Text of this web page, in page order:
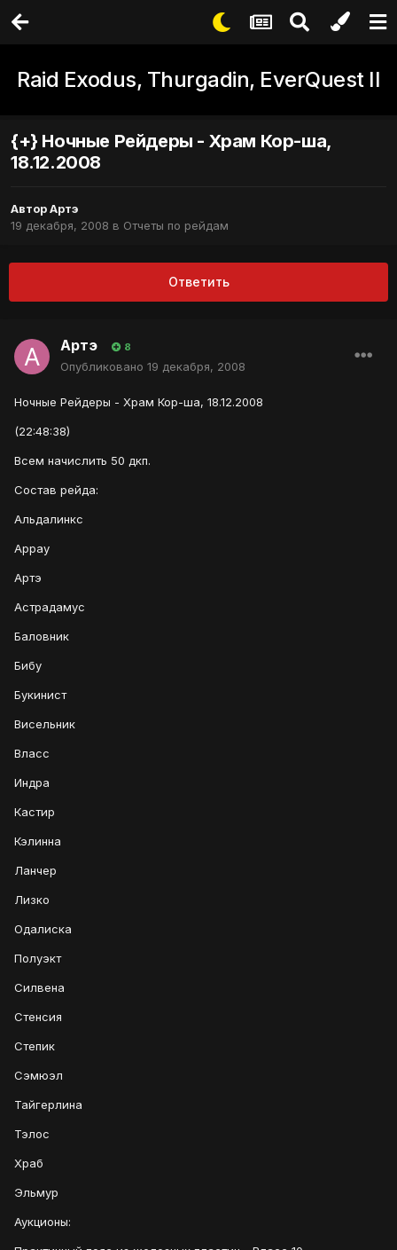
Raid Exodus, Thurgadin, EverQuest II
{+} Ночные Рейдеры - Храм Кор-ша,
18.12.2008
АвторАртэ
19 декабря, 2008 в Отчеты по рейдам
Ответить
Артэ 8
Опубликовано 19 декабря, 2008
Ночные Рейдеры - Храм Кор-ша, 18.12.2008
(22:48:38)
Всем начислить 50 дкп.
Состав рейда:
Альдалинкс
Аррау
Артэ
Астрадамус
Баловник
Бибу
Букинист
Висельник
Власс
Индра
Кастир
Кэлинна
Ланчер
Лизко
Одалиска
Полуэкт
Силвена
Стенсия
Степик
Сэмюэл
Тайгерлина
Тэлос
Храб
Эльмур
Аукционы: